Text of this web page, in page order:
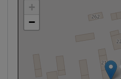
+
−